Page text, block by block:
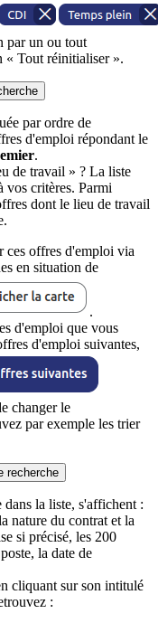
par un ou tout
« Tout réinitialiser ».
par ordre de
d'emploi répondant le
.
de travail » ? La liste
vos critères. Parmi
dont le lieu de travail
ces offres d'emploi via
en situation de
.
d'emploi que vous
d'emploi suivantes,
changer le
par exemple les trier
recherche
la liste, s'affichent :
nature du contrat et la
si précisé, les 200
la date de
cliquant sur son intitulé
: